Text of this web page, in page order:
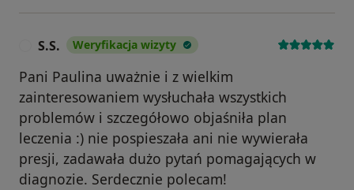
S.S. Weryfikacja wizyty
Pani Paulina uważnie i z wielkim
zainteresowaniem wysłuchała wszystkich
problemów i szczegółowo objaśniła plan
leczenia :) nie pospieszała ani nie wywierała
presji, zadawała dużo pytań pomagających w
diagnozie. Serdecznie polecam!